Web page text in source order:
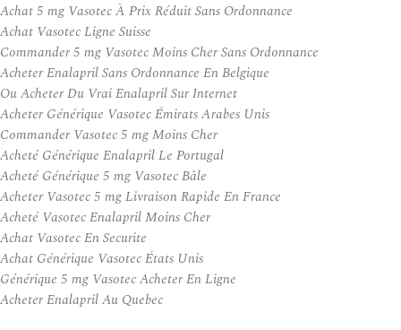
Achat 5 mg Vasotec À Prix Réduit Sans Ordonnance
Achat Vasotec Ligne Suisse
Commander 5 mg Vasotec Moins Cher Sans Ordonnance
Acheter Enalapril Sans Ordonnance En Belgique
Ou Acheter Du Vrai Enalapril Sur Internet
Acheter Générique Vasotec Émirats Arabes Unis
Commander Vasotec 5 mg Moins Cher
Acheté Générique Enalapril Le Portugal
Acheté Générique 5 mg Vasotec Bâle
Acheter Vasotec 5 mg Livraison Rapide En France
Acheté Vasotec Enalapril Moins Cher
Achat Vasotec En Securite
Achat Générique Vasotec États Unis
Générique 5 mg Vasotec Acheter En Ligne
Acheter Enalapril Au Quebec